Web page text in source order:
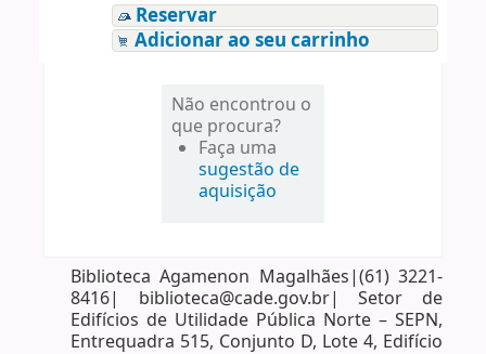
Reservar
Adicionar ao seu carrinho
Não encontrou o
que procura?
Faça uma
sugestão de
aquisição
Biblioteca Agamenon Magalhães|(61) 3221-
8416| biblioteca@cade.gov.br| Setor de
Edifícios de Utilidade Pública Norte – SEPN,
Entrequadra 515, Conjunto D, Lote 4, Edifício